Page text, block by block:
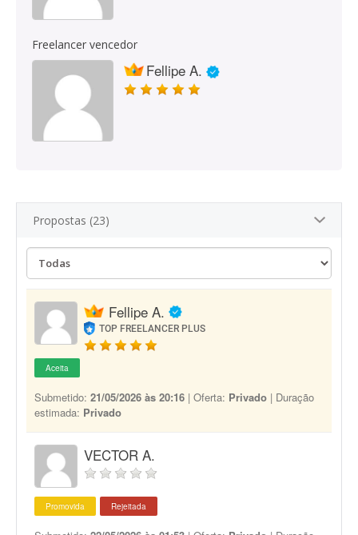
Freelancer vencedor
Fellipe A.
Propostas (23)
Fellipe A.
TOP FREELANCER PLUS
Aceita
Submetido: 21/05/2026 às 20:16 | Oferta: Privado | Duração
estimada: Privado
VECTOR A.
Promovida Rejeitada